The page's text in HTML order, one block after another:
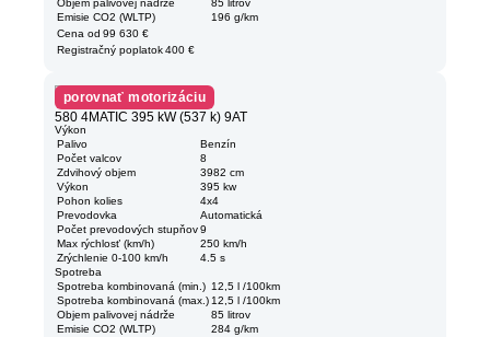
Objem palivovej nádrže
85 litrov
Emisie CO2 (WLTP)
196 g/km
Cena od 99 630 €
Registračný poplatok 400 €
porovnať motorizáciu
580 4MATIC 395 kW (537 k) 9AT
Výkon
Palivo
Benzín
Počet valcov
8
Zdvihový objem
3982 cm
Výkon
395 kw
Pohon kolies
4x4
Prevodovka
Automatická
Počet prevodových stupňov 9
Max rýchlosť (km/h)
250 km/h
Zrýchlenie 0-100 km/h
4.5 s
Spotreba
Spotreba kombinovaná (min.) 12,5 l /100km
Spotreba kombinovaná (max.) 12,5 l /100km
Objem palivovej nádrže
85 litrov
Emisie CO2 (WLTP)
284 g/km